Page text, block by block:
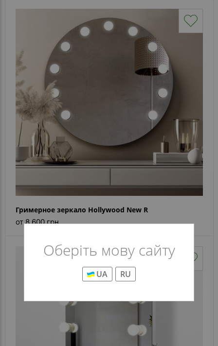
Оберіть мову сайту
UA RU
Гримерное зеркало Hollywood New R
от 8 600 грн